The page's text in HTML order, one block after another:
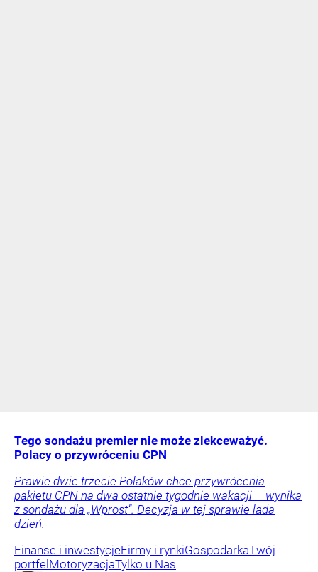
Tego sondażu premier nie może zlekceważyć.
Polacy o przywróceniu CPN
Prawie dwie trzecie Polaków chce przywrócenia
pakietu CPN na dwa ostatnie tygodnie wakacji – wynika
z sondażu dla „Wprost”. Decyzja w tej sprawie lada
dzień.
Finanse i inwestycjeFirmy i rynkiGospodarkaTwój
portfelMotoryzacjaTylko u Nas